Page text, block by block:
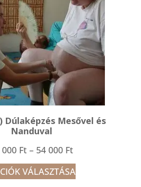
Dúlaképzés Mesővel és
Nanduval
Ft – 54 000 FtÁrtartomány:
45
000 Ft
VÁLASZTÁSA